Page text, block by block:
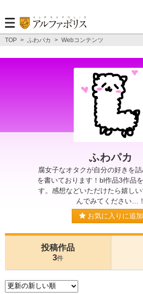
TOP > ふわパカ > Webコンテンツ
ふわパカ
腐女子なオタクが自分の好きを
を書いております！bl作品3作品
す。感想などいただけたら嬉し
んでみてください…！
お気に入りに追加
投稿作品
3件